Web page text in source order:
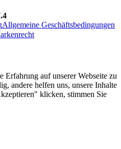
Allgemeine Geschäftsbedingungen
auf unserer Webseite zu
andere helfen uns, unsere Inhalte
klicken, stimmen Sie